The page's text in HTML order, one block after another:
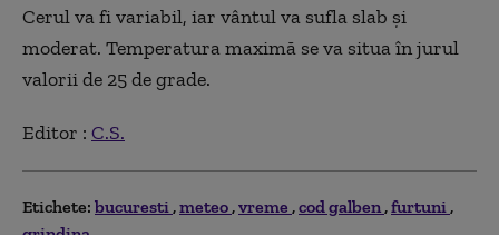
Cerul va fi variabil, iar vântul va sufla slab și
moderat. Temperatura maximă se va situa în jurul
valorii de 25 de grade.
Editor : C.S.
Etichete: bucuresti meteo vreme cod galben furtuni